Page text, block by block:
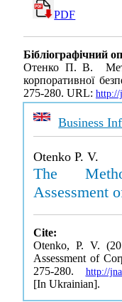
PDF
Бібліографічний
Отенко П. В.
корпоративної
275-280. URL: http://
Business
Otenko P. V.
The
Assessment
Cite:
Otenko, P. V.
Assessment of
275-280. http://
[In Ukrainian].